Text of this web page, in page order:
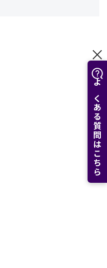
よくある質問はこちら